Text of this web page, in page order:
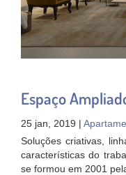
Espaço
25 jan, 2019 |
Soluções criativas,
características do
se formou em 2001